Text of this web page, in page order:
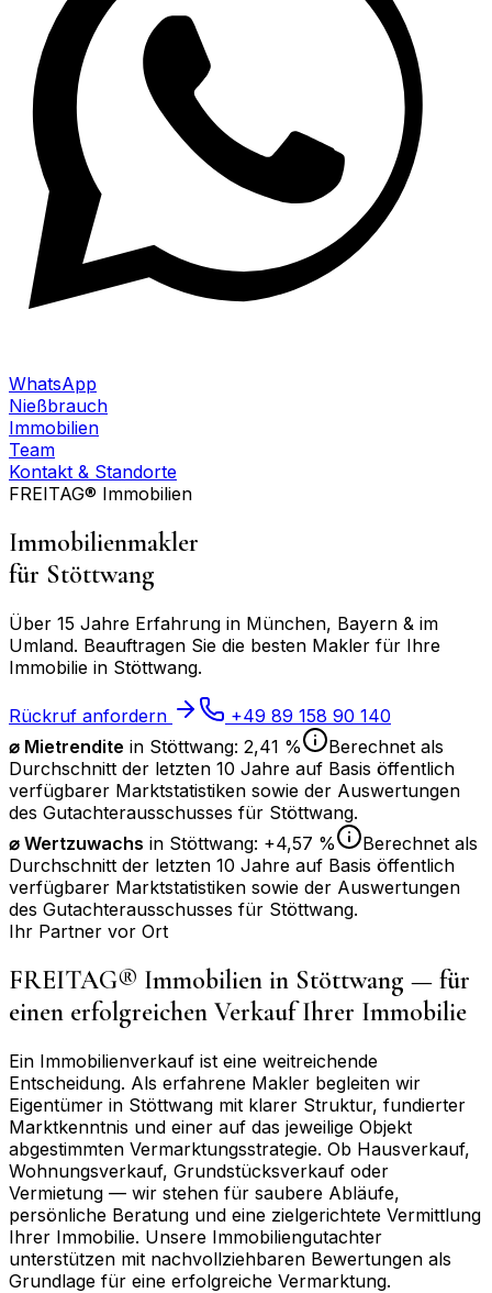
WhatsApp
Nießbrauch
Immobilien
Team
Kontakt & Standorte
FREITAG® Immobilien
Immobilienmakler
für Stöttwang
Über 15 Jahre Erfahrung in München, Bayern & im
Umland. Beauftragen Sie die besten Makler für Ihre
Immobilie in Stöttwang.
Rückruf anfordern
+49 89 158 90 140
⌀ Mietrendite in Stöttwang: 2,41 %
Berechnet als
Durchschnitt der letzten 10 Jahre auf Basis öffentlich
verfügbarer Marktstatistiken sowie der Auswertungen
des Gutachterausschusses für Stöttwang.
⌀ Wertzuwachs in Stöttwang: +4,57 %
Berechnet als
Durchschnitt der letzten 10 Jahre auf Basis öffentlich
verfügbarer Marktstatistiken sowie der Auswertungen
des Gutachterausschusses für Stöttwang.
Ihr Partner vor Ort
FREITAG® Immobilien in Stöttwang — für
einen erfolgreichen Verkauf Ihrer Immobilie
Ein Immobilienverkauf ist eine weitreichende
Entscheidung. Als erfahrene Makler begleiten wir
Eigentümer in Stöttwang mit klarer Struktur, fundierter
Marktkenntnis und einer auf das jeweilige Objekt
abgestimmten Vermarktungsstrategie. Ob Hausverkauf,
Wohnungsverkauf, Grundstücksverkauf oder
Vermietung — wir stehen für saubere Abläufe,
persönliche Beratung und eine zielgerichtete Vermittlung
Ihrer Immobilie. Unsere Immobiliengutachter
unterstützen mit nachvollziehbaren Bewertungen als
Grundlage für eine erfolgreiche Vermarktung.